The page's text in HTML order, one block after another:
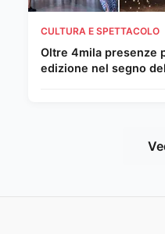
CULTURA E SPETTACOLO
Oltre 4mila presenze
edizione nel segno